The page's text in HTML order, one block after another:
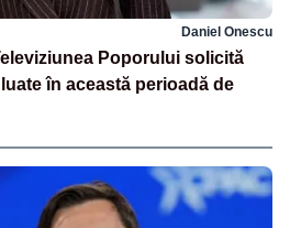
Daniel Onescu
Poporului solicită
în această perioadă de